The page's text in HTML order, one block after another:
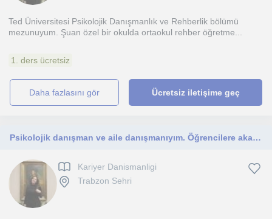
Ted Üniversitesi Psikolojik Danışmanlık ve Rehberlik bölümü
mezunuyum. Şuan özel bir okulda ortaokul rehber öğretme...
1. ders ücretsiz
daha fazlasını gör Ücretsiz iletişime geç
Psikolojik danışman ve aile danışmanıyım. Öğrencilere akademik, sosyo duygusal ve kariyer alanlarında rehberlik ediyorum.
Kariyer Danismanligi
Trabzon Sehri